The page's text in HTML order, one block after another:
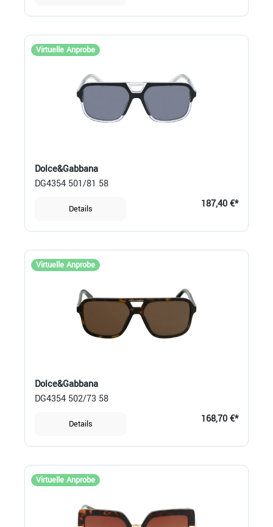
Virtuelle Anprobe
Dolce&Gabbana
DG4354 501/81 58
Details 187,40 €*
Virtuelle Anprobe
Dolce&Gabbana
DG4354 502/73 58
Details 168,70 €*
Virtuelle Anprobe